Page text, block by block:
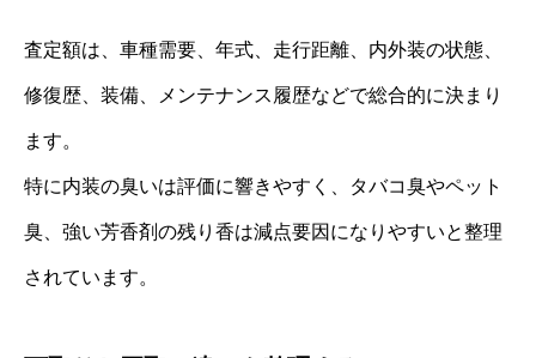
査定額は、車種需要、年式、走行距離、内外装の状態、
修復歴、装備、メンテナンス履歴などで総合的に決まり
ます。
特に内装の臭いは評価に響きやすく、タバコ臭やペット
臭、強い芳香剤の残り香は減点要因になりやすいと整理
されています。